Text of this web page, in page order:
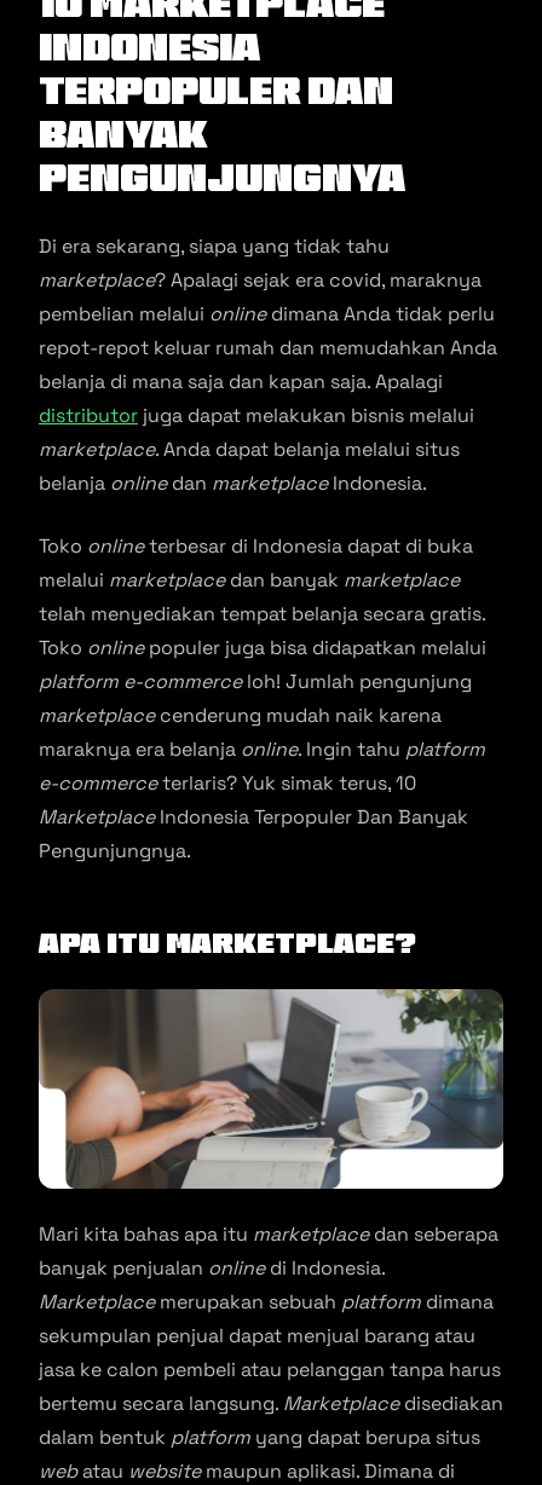
Indonesia
Terpopuler Dan
Banyak
Pengunjungnya
Di era sekarang, siapa yang tidak tahu
marketplace? Apalagi sejak era covid, maraknya
pembelian melalui onlinedimana Anda tidak perlu
repot-repot keluar rumah dan memudahkan Anda
belanja di mana saja dan kapan saja. Apalagi
distributor juga dapat melakukan bisnis melalui
marketplace. Anda dapat belanja melalui situs
belanja onlinedan marketplaceIndonesia.
Toko onlineterbesar di Indonesia dapat di buka
melalui marketplacedan banyak marketplace
telah menyediakan tempat belanja secara gratis.
Toko onlinepopuler juga bisa didapatkan melalui
platform e-commerceloh! Jumlah pengunjung
marketplacecenderung mudah naik karena
maraknya era belanja online. Ingin tahu platform
e-commerceterlaris? Yuk simak terus, 10
MarketplaceIndonesia Terpopuler Dan Banyak
Pengunjungnya.
Apa itu Marketplace?
Mari kita bahas apa itu marketplacedan seberapa
banyak penjualan onlinedi Indonesia.
Marketplacemerupakan sebuah platform dimana
sekumpulan penjual dapat menjual barang atau
jasa ke calon pembeli atau pelanggan tanpa harus
bertemu secara langsung. Marketplacedisediakan
dalam bentuk platform yang dapat berupa situs
webatau websitemaupun aplikasi. Dimana di